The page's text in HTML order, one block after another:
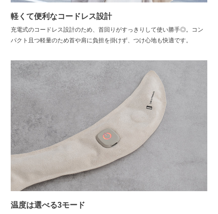
軽くて便利なコードレス設計
充電式のコードレス設計のため、首回りがすっきりして使い勝手◎。コン
パクト且つ軽量のため首や肩に負担を掛けず、つけ心地も快適です。
温度は選べる3モード